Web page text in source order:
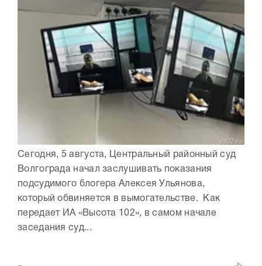
Сегодня, 5 августа, Центральный районный суд
Волгограда начал заслушивать показания
подсудимого блогера Алексея Ульянова,
который обвиняется в вымогательстве. Как
передает ИА «Высота 102», в самом начале
заседания суд...